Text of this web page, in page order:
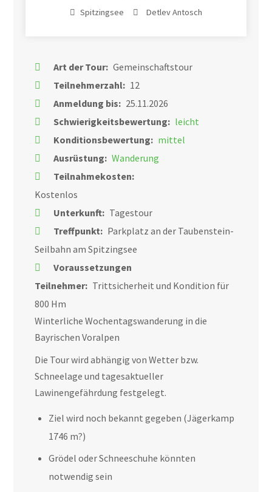
Spitzingsee
Detlev Antosch
Art der Tour: Gemeinschaftstour
Teilnehmerzahl: 12
Anmeldung bis: 25.11.2026
Schwierigkeitsbewertung: leicht
Konditionsbewertung: mittel
Ausrüstung: Wanderung
Teilnahmekosten:
Kostenlos
Unterkunft: Tagestour
Treffpunkt: Parkplatz an der Taubenstein-
Seilbahn am Spitzingsee
Voraussetzungen
Teilnehmer: Trittsicherheit und Kondition für
800 Hm
Winterliche Wochentagswanderung in die
Bayrischen Voralpen
Die Tour wird abhängig von Wetter bzw.
Schneelage und tagesaktueller
Lawinengefährdung festgelegt.
Ziel wird noch bekannt gegeben (Jägerkamp
1746 m?)
Grödel oder Schneeschuhe könnten
notwendig sein